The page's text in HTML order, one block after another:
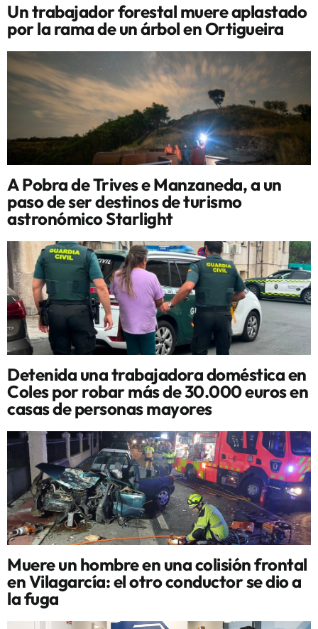
Un trabajador forestal muere aplastado
por la rama de un árbol en Ortigueira
A Pobra de Trives e Manzaneda, a un
paso de ser destinos de turismo
astronómico Starlight
Detenida una trabajadora doméstica en
Coles por robar más de 30.000 euros en
casas de personas mayores
Muere un hombre en una colisión frontal
en Vilagarcía: el otro conductor se dio a
la fuga